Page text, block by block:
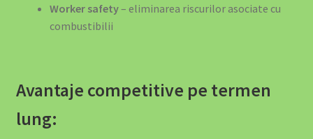
Worker safety– eliminarea riscurilor asociate cu
combustibilii
Avantaje competitive pe termen
lung: